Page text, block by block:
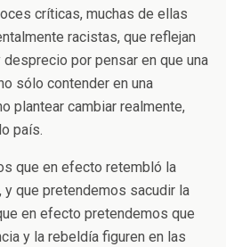
críticas, muchas de ellas
racistas, que reflejan
por pensar en que una
sólo contender en una
plantear cambiar realmente,
país.
que en efecto retembló la
que pretendemos sacudir la
en efecto pretendemos que
y la rebeldía figuren en las